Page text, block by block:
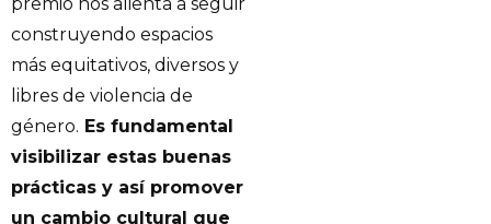
premio nos alienta a seguir
construyendo espacios
más equitativos, diversos y
libres de violencia de
género. Es fundamental
visibilizar estas buenas
prácticas y así promover
un cambio cultural que